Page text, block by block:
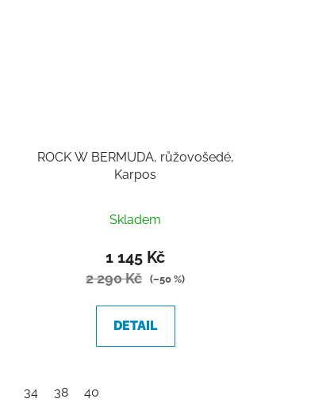
ROCK W BERMUDA, růžovošedé,
Karpos
Skladem
1 145 Kč
2 290 Kč (–50 %)
DETAIL
34 38 40